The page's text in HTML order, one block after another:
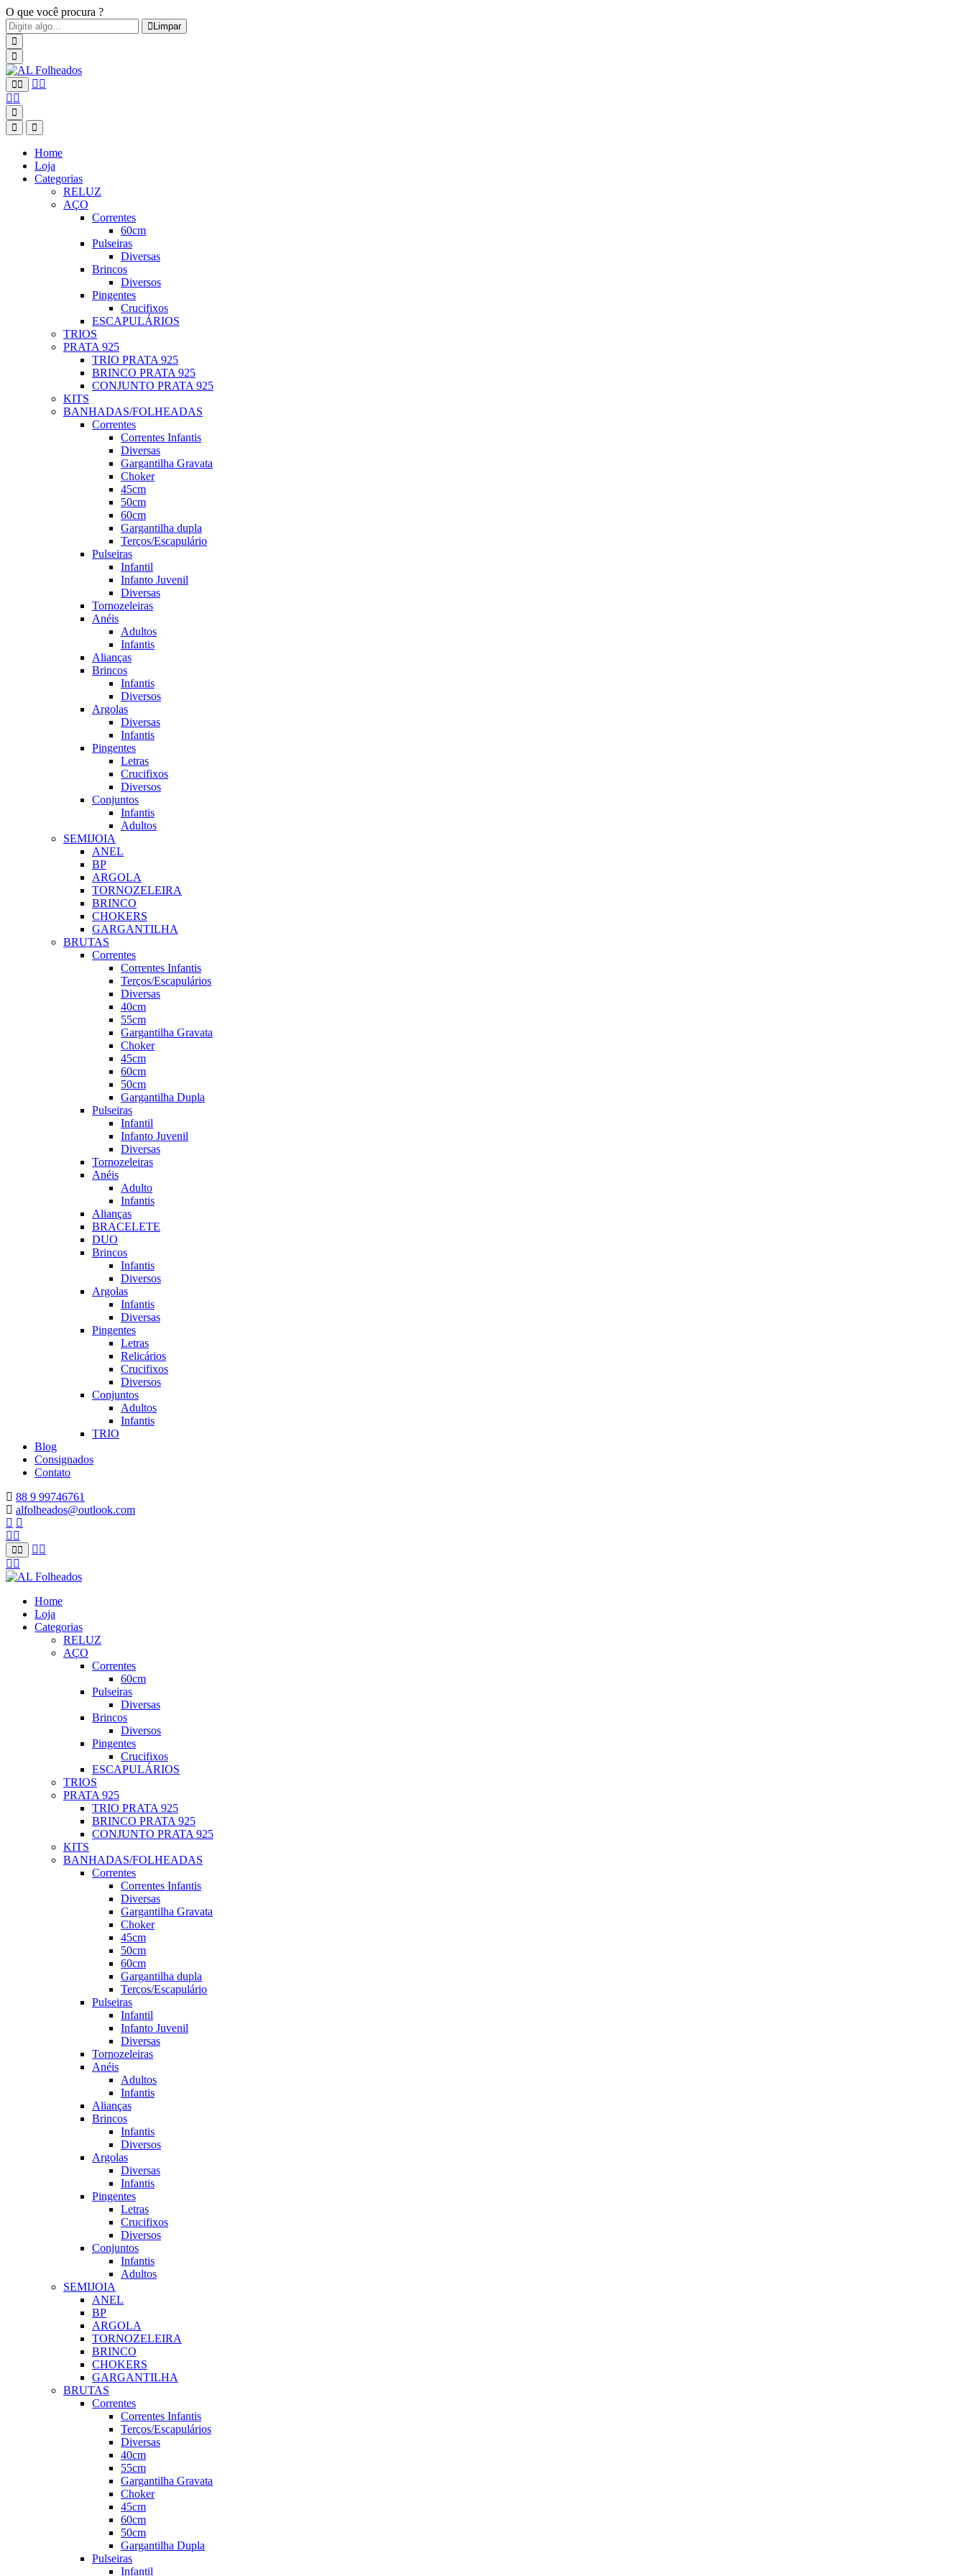
O que você procura ?
Limpar
Home
Loja
Categorias
RELUZ
AÇO
Correntes
60cm
Pulseiras
Diversas
Brincos
Diversos
Pingentes
Crucifixos
ESCAPULÁRIOS
TRIOS
PRATA 925
TRIO PRATA 925
BRINCO PRATA 925
CONJUNTO PRATA 925
KITS
BANHADAS/FOLHEADAS
Correntes
Correntes Infantis
Diversas
Gargantilha Gravata
Choker
45cm
50cm
60cm
Gargantilha dupla
Terços/Escapulário
Pulseiras
Infantil
Infanto Juvenil
Diversas
Tornozeleiras
Anéis
Adultos
Infantis
Alianças
Brincos
Infantis
Diversos
Argolas
Diversas
Infantis
Pingentes
Letras
Crucifixos
Diversos
Conjuntos
Infantis
Adultos
SEMIJOIA
ANEL
BP
ARGOLA
TORNOZELEIRA
BRINCO
CHOKERS
GARGANTILHA
BRUTAS
Correntes
Correntes Infantis
Terços/Escapulários
Diversas
40cm
55cm
Gargantilha Gravata
Choker
45cm
60cm
50cm
Gargantilha Dupla
Pulseiras
Infantil
Infanto Juvenil
Diversas
Tornozeleiras
Anéis
Adulto
Infantis
Alianças
BRACELETE
DUO
Brincos
Infantis
Diversos
Argolas
Infantis
Diversas
Pingentes
Letras
Relicários
Crucifixos
Diversos
Conjuntos
Adultos
Infantis
TRIO
Blog
Consignados
Contato
88 9 99746761
alfolheados@outlook.com
Home
Loja
Categorias
RELUZ
AÇO
Correntes
60cm
Pulseiras
Diversas
Brincos
Diversos
Pingentes
Crucifixos
ESCAPULÁRIOS
TRIOS
PRATA 925
TRIO PRATA 925
BRINCO PRATA 925
CONJUNTO PRATA 925
KITS
BANHADAS/FOLHEADAS
Correntes
Correntes Infantis
Diversas
Gargantilha Gravata
Choker
45cm
50cm
60cm
Gargantilha dupla
Terços/Escapulário
Pulseiras
Infantil
Infanto Juvenil
Diversas
Tornozeleiras
Anéis
Adultos
Infantis
Alianças
Brincos
Infantis
Diversos
Argolas
Diversas
Infantis
Pingentes
Letras
Crucifixos
Diversos
Conjuntos
Infantis
Adultos
SEMIJOIA
ANEL
BP
ARGOLA
TORNOZELEIRA
BRINCO
CHOKERS
GARGANTILHA
BRUTAS
Correntes
Correntes Infantis
Terços/Escapulários
Diversas
40cm
55cm
Gargantilha Gravata
Choker
45cm
60cm
50cm
Gargantilha Dupla
Pulseiras
Infantil